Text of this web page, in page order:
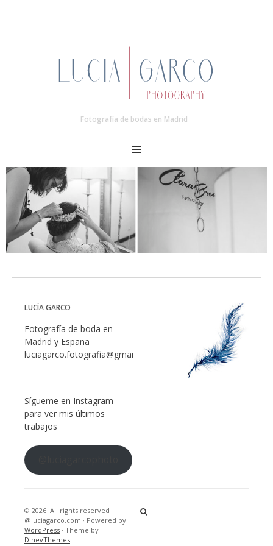
Fotografía de bodas en Madrid
MENU
LUCÍA GARCO
Fotografía de boda en
Madrid y España
luciagarco.fotografia@gmail.com
Sígueme en Instagram
para ver mis últimos
trabajos
© 2026 All rights reserved
@luciagarco.com · Powered by
WordPress · Theme by
DinevThemes